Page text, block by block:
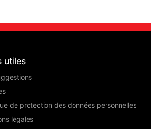
utiles
de protection des données personnelles
légales